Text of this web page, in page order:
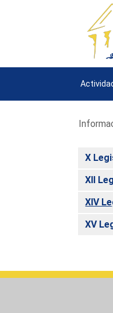
X
XII
XIV
XV